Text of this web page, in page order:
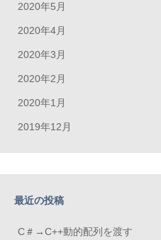
2020年5月
2020年4月
2020年3月
2020年2月
2020年1月
2019年12月
最近の投稿
C＃→C++動的配列を渡す